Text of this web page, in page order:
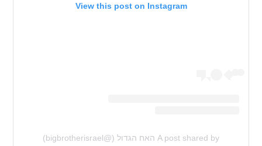
View this post on Instagram
A post shared by האח הגדול (@bigbrotherisrael)